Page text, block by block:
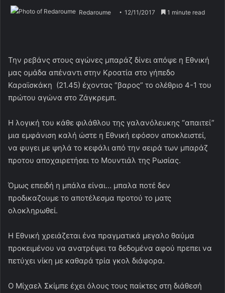
Redaroume 12/11/2017 1 minute read
Την ρεβάνς στους αγώνες μπαράζ δίνει απόψε η Εθνική
μας ομάδα απέναντι στην Κροατία στο γήπεδο
Καραϊσκάκη (21.45) έχοντας “βαρος” το ολέθριο 4-1 του
πρώτου αγώνα στο Ζάγκρεμπ.
Η λογική του κάθε φιλάθλου της γαλανόλευκης “απαιτεί”
μια εμφάνιση καλή ώστε η Εθνική εφόσον αποκλειστεί,
να φυγει με ψηλά το κεφάλι από την σειρά των μπαράζ
προτου αποχαιρετήσει το Μουντιάλ της Ρωσίας.
Όμως επειδή η μπάλα είναι… μπαλα ποτέ δεν
προδικαζουμε το αποτέλεσμα προτού το ματς
ολοκληρωθεί.
Η Εθνική χρειάζεται ένα πραγματικά μεγαλο θαύμα
προκειμένου να ανατρέψει τα δεδομένα αφού πρεπει να
πετύχει νίκη με καθαρά τρία γκολ διάφορα.
Ο Μίχαελ Σκίμπε έχει όλους τους παίκτες στη διάθεσή